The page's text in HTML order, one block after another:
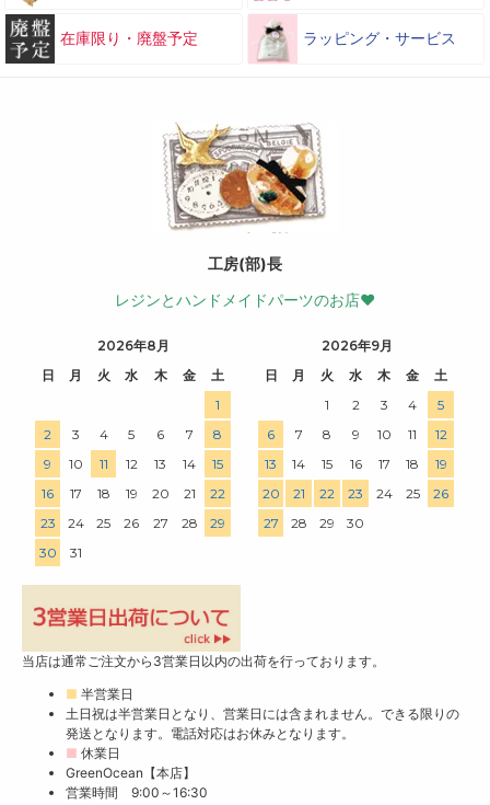
在庫限り・廃盤予定 ラッピング・サービス
工房(部)長
レジンとハンドメイドパーツのお店♥
2026年8月
日
月 火 水 木 金
土
1
2
3 4 5 6 7
8
9
10 11 12 13 14
15
16
17 18 19 20 21
22
23
24 25 26 27 28
29
30
31
2026年9月
日
月 火 水 木 金
土
1
2 3 4
5
6
7 8 9 10 11
12
13
14 15 16 17 18
19
20
21 22 23 24 25
26
27
28 29 30
当店は通常ご注文から3営業日以内の出荷を行っております。
■ 半営業日
土日祝は半営業日となり、営業日には含まれません。できる限りの
発送となります。電話対応はお休みとなります。
■ 休業日
GreenOcean【本店】
営業時間 9:00～16:30